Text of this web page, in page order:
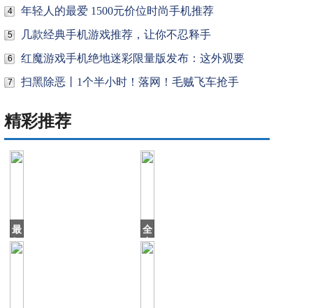
4 年轻人的最爱 1500元价位时尚手机推荐
5 几款经典手机游戏推荐，让你不忍释手
6 红魔游戏手机绝地迷彩限量版发布：这外观要
7 扫黑除恶丨1个半小时！落网！毛贼飞车抢手
精彩推荐
最
便
宜
全
力
压